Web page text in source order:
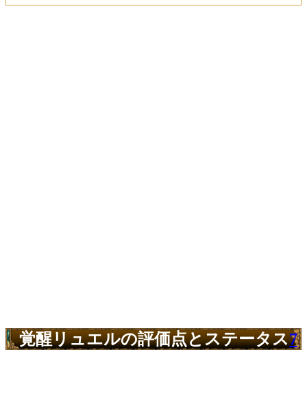
覚醒リュエルの評価点とステータス7